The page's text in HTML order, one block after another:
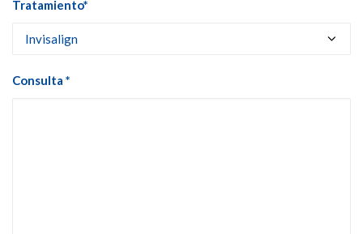
Tratamiento*
Consulta *